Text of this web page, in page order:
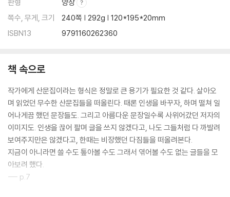
최후의 심판대에서 맑다는 것 195
선생님은 작가시죠, 아마도? 207
판형
양장
쪽수, 무게, 크기
240쪽 | 292g | 120*195*20mm
ISBN13
9791160262360
책 속으로
작가에게 산문집이라는 형식은 정말로 큰 용기가 필요한 것 같다. 살아오
며 읽었던 무수한 산문집들을 떠올린다. 때론 인생을 바꾸자, 하며 떨쳐 일
어나게끔 했던 문장들도. 그리고 아름다운 문장일수록 사위어갔던 저자의
이미지도. 인생을 끊어 팔며 글을 쓰지 않겠다고, 나도 그들처럼 다 까발려
보여주지만은 않겠다고, 한때는 비장했던 다짐들을 떠올려본다.
지금이 아니라면 쓸 수도 톺아볼 수도 그래서 엮어볼 수도 없는 글들을 모
아보려 했다.
--- p.7